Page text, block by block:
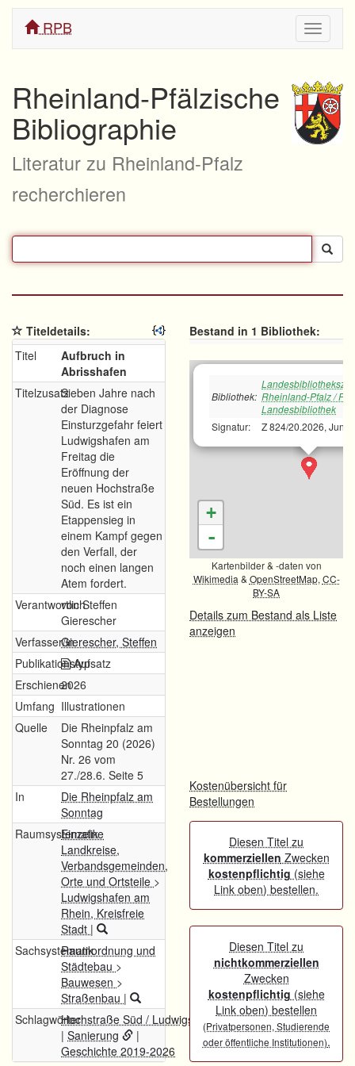
ein/
RPB
Rheinland-Pfälzische
Bibliographie
Literatur zu Rheinland-Pfalz
recherchieren
Titeldetails:
Titel
Aufbruch in
Abrisshafen
TitelzusatzSieben Jahre nach
der Diagnose
Einsturzgefahr feiert
Ludwigshafen am
Freitag die
Eröffnung der
neuen Hochstraße
Süd. Es ist ein
Etappensieg in
einem Kampf gegen
den Verfall, der
noch einen langen
Atem fordert.
Verantwortlichvon Steffen
Gierescher
Verfasser/inGierescher, Steffen
PublikationstypAufsatz
Erschienen2026
Umfang Illustrationen
Quelle
Die Rheinpfalz am
Sonntag 20 (2026)
Nr. 26 vom
27./28.6. Seite 5
In
Die Rheinpfalz am
Sonntag
Raumsystematik
Einzelne
Landkreise,
Verbandsgemeinden,
Orte und Ortsteile >
Ludwigshafen am
Rhein, Kreisfreie
Stadt |
SachsystematikRaumordnung und
Städtebau >
Bauwesen >
Straßenbau |
SchlagwörterHochstraße Süd / Ludwigshafen am Rhein
| Sanierung
|
Geschichte 2019-2026
Bestand in 1 Bibliothek:
Bibliothek: Rheinland-Pfalz /
Landesbibliothek
Signatur:
Z 824/20.2026, Juni
+
-
Kartenbilder & -daten von
Wikimedia & OpenStreetMap, CC-
BY-SA
Details zum Bestand als Liste
anzeigen
Kostenübersicht für
Bestellungen
Diesen Titel zu
kommerziellen Zwecken
kostenpflichtig (siehe
Link oben) bestellen.
Diesen Titel zu
nichtkommerziellen
Zwecken
kostenpflichtig (siehe
Link oben) bestellen
(Privatpersonen, Studierende
oder öffentliche Institutionen).